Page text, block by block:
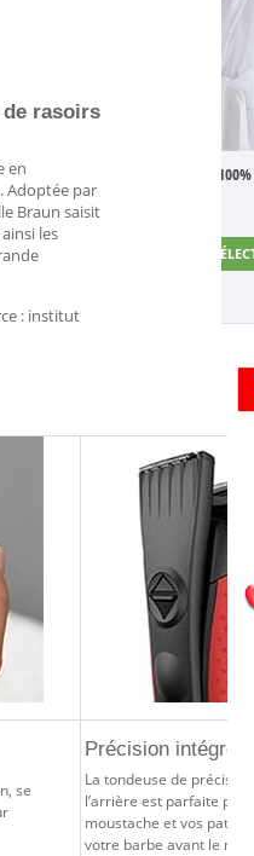
Braun Series 3 ProSkin
de rasoirs
en
Adoptée par
Braun saisit
les
: institut
se
Précision intégrée
La tondeuse de précision
l’arrière est parfaite
moustache et vos
votre barbe avant le
coton Gamme hôtel Peig...
OPTIONS